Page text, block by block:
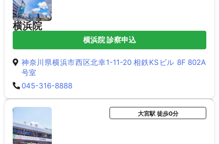
横浜院
横浜院 診察申込
神奈川県横浜市西区北幸1-11-20 相鉄KSビル 8F 802A
号室
045-316-8888
大宮駅 徒歩0分